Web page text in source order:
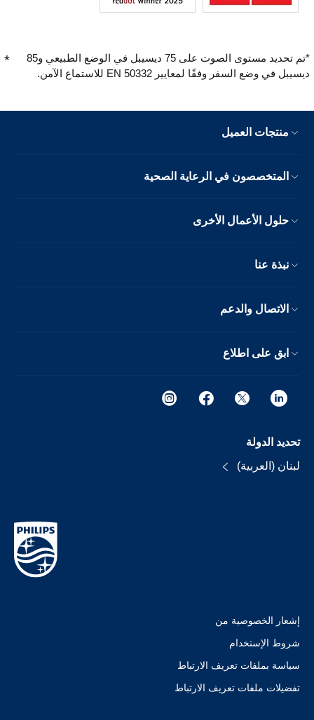
*تم تحديد مستوى الصوت على 75 ديسيبل في الوضع الطبيعي و85
ديسيبل في وضع السفر وفقًا لمعايير EN 50332 للاستماع الآمن.
منتجات العميل
المتخصصون في الرعاية الصحية
حلول الأعمال الأخرى
نبذة عنا
الاتصال والدعم
ابق على اطلاع
تحديد الدولة
لبنان (العربية)
إشعار الخصوصية من
شروط الإستخدام
سياسة بملفات تعريف الارتباط
تفضيلات ملفات تعريف الارتباط